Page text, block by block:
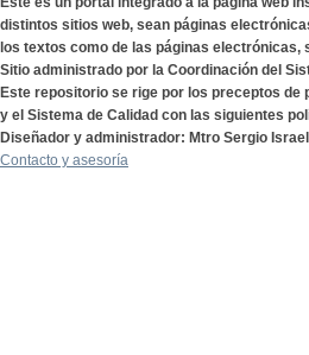
distintos sitios web, sean páginas
los textos como de las páginas
Sitio administrado por la Coordinación del
Este repositorio se rige por los preceptos
y el Sistema de Calidad con las siguientes
Diseñador y administrador: Mtro Sergio
Contacto y asesoría